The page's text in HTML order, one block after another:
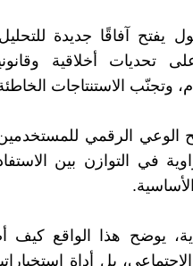
يفتح آفاقًا جديدة
تحديات أخلاقية
وتجنّب الاستنتاجات
الوعي الرقمي
في التوازن بين
يوضح هذا الواقع
بل أداة